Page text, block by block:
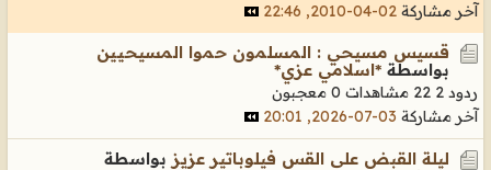
آخر مشاركة 02-04-2010, 22:46
قسيس مسيحي : المسلمون حموا المسيحيين
بواسطة *اسلامي عزي*
ردود 2 22 مشاهدات
0 معجبون
آخر مشاركة 03-07-2026, 20:01
ليلة القبض على القس فيلوباتير عزيز بواسطة